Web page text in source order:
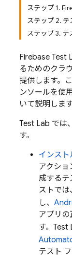
ステップ 1.
ステップ 2.
ステップ 3. テ
Firebase Test
るためのクラ
提供します。
ンソールを使
いて説明します
Test Lab では
す。
インスト
アクショ
成する
ストでは
し、
アプリの
す。 Test
テスト